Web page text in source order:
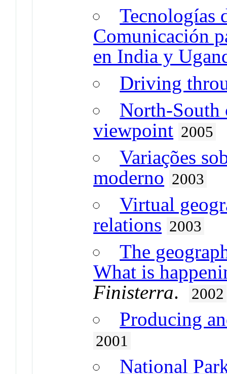
Tecnologías
Comunicación
en India y
Driving
North-South
viewpoint 2005
Variações
moderno 2003
Virtual
relations 2003
The
What is
Finisterra. 2002
Producing
2001
National